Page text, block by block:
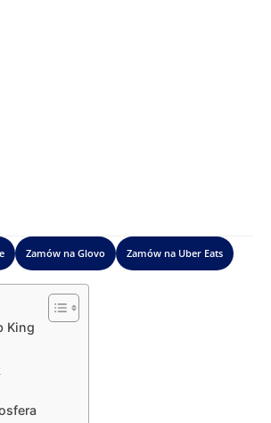
Zamów na Glovo Zamów na Uber Eats
King